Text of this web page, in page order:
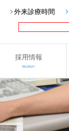
外来診療時間
採用情報
RECRUIT